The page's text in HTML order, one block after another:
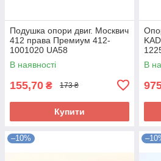
Подушка опори двиг. Москвич
412 права Премиум 412-
1001020 UA58
В наявності
155,70 ₴ 173 ₴
Купити
В
–10%